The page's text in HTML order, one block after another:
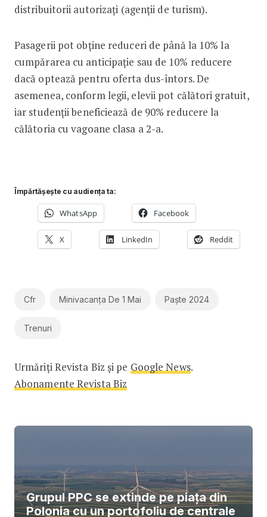
distribuitorii autorizați (agenții de turism).
Pasagerii pot obține reduceri de până la 10% la
cumpărarea cu anticipație sau de 10% reducere
dacă optează pentru oferta dus-întors. De
asemenea, conform legii, elevii pot călători gratuit,
iar studenții beneficiează de 90% reducere la
călătoria cu vagoane clasa a 2-a.
Împărtășește cu audiența ta:
WhatsApp Facebook
X LinkedIn Reddit
Cfr Minivacanța De 1 Mai Paște 2024
Trenuri
Urmăriți Revista Biz și pe Google News.
Abonamente Revista Biz
Grupul PPC se extinde pe piața din
Polonia cu un portofoliu de centrale